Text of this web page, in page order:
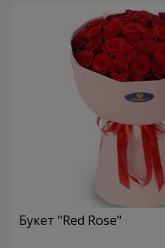
Букет "Red Rose"